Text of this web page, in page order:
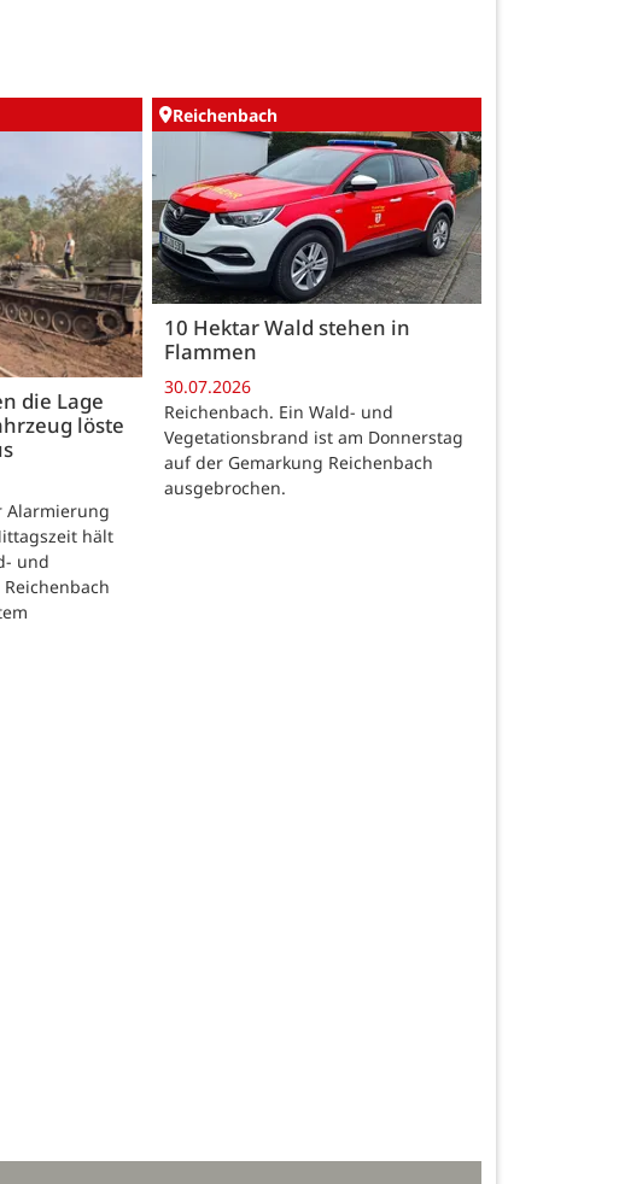
die Lage
löste
Alarmierung
hält
und
Reichenbach
10 Hektar Wald stehen in
Flammen
30.07.2026
Reichenbach. Ein Wald- und
Vegetationsbrand ist am Donnerstag
auf der Gemarkung Reichenbach
ausgebrochen.